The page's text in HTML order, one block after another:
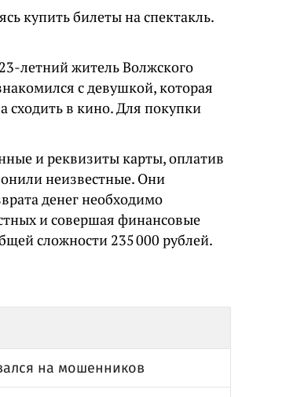
купить билеты на спектакль.
летний житель Волжского
с девушкой, которая
сходить в кино. Для покупки
и реквизиты карты, оплатив
неизвестные. Они
денег необходимо
и совершая финансовые
сложности 235 000 рублей.
на мошенников